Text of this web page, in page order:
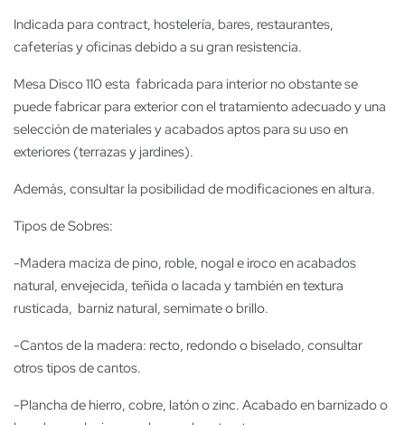
Indicada para contract, hostelería, bares, restaurantes,
cafeterías y oficinas debido a su gran resistencia.
Mesa Disco 110 esta fabricada para interior no obstante se
puede fabricar para exterior con el tratamiento adecuado y una
selección de materiales y acabados aptos para su uso en
exteriores (terrazas y jardines).
Además, consultar la posibilidad de modificaciones en altura.
Tipos de Sobres:
-Madera maciza de pino, roble, nogal e iroco en acabados
natural, envejecida, teñida o lacada y también en textura
rusticada, barniz natural, semimate o brillo.
-Cantos de la madera: recto, redondo o biselado, consultar
otros tipos de cantos.
-Plancha de hierro, cobre, latón o zinc. Acabado en barnizado o